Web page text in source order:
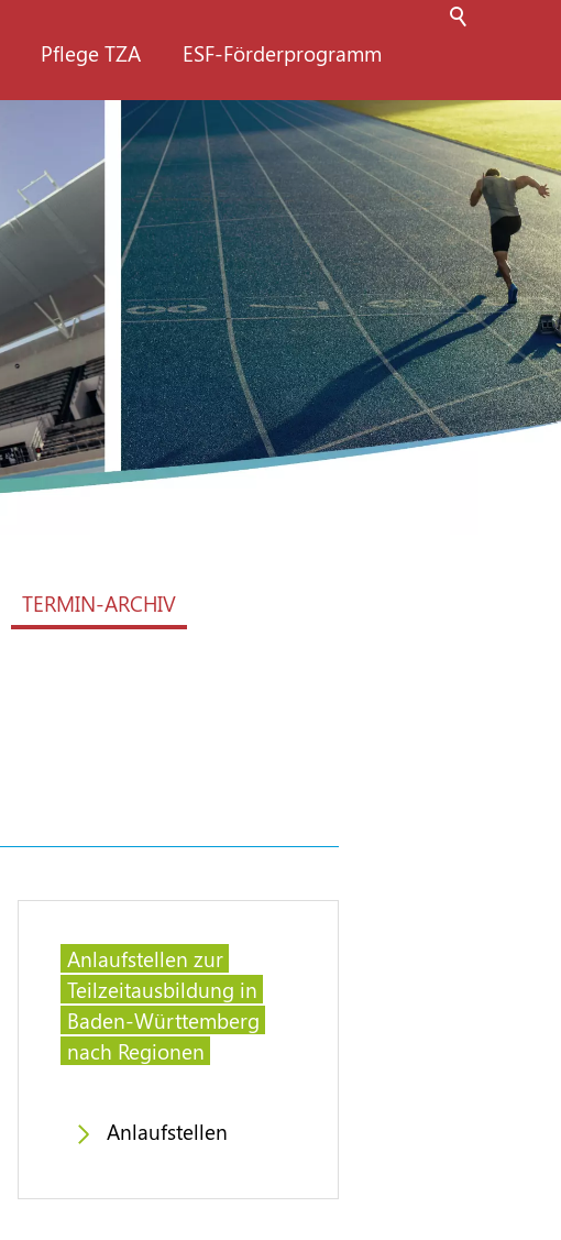
Pflege TZA
ESF-Förderprogramm
TERMIN-ARCHIV
Anlaufstellen zur
Teilzeitausbildung in
Baden-Württemberg
nach Regionen
Anlaufstellen